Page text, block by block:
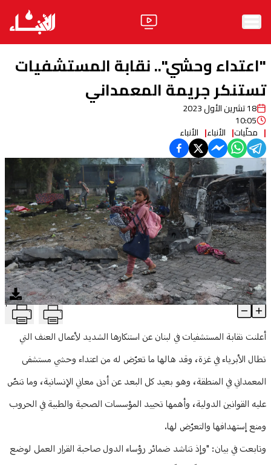
الأخبار
ثقافة ومجتمع
منوعات
آراء
فيديو
مواقف
وليد جنبلاطالحزب
ابحث
"اعتداء وحشي".. نقابة المستشفيات
تستنكر جريمة المعمداني
18 تشرين الأول 2023
10:05
محلّيات الأنباء الأنباء
"اعتداء وحشي".. نقابة المستشفيات تستنكر جريمة المعمداني T
Article Content
أعلنت نقابة المستشفيات في لبنان عن استنكارها الشديد لأعمال العنف التي
تطال الأبرياء في غزة، وقد هالها ما تعرّض له من اعتداء وحشي مستشفى
المعمداني في المنطقة، وهو بعيد كل البعد عن أدنى معاني الإنسانية، وما تنصّ
عليه القوانين الدولية، وأهمها تحييد المؤسسات الصحية والطبية في الحروب
ومنع إستهدافها والتعرّض لها.
وتابعت في بيان: "وإذ تناشد ضمائر رؤساء الدول صاحبة القرار العمل لوضع